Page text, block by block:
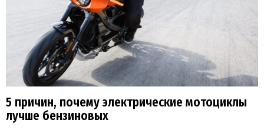
5 причин, почему электрические мотоциклы
лучше бензиновых